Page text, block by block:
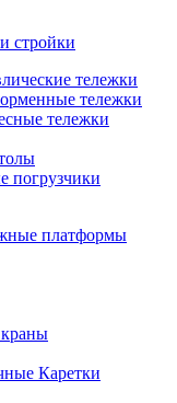
стройки
тележки
тележки
тележки
погрузчики
платформы
Каретки